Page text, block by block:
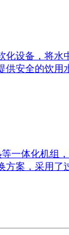
设备，将
安全的饮用
一体化机组
方案，采用